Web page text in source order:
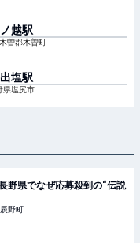
越駅
曽郡木曽町
塩駅
県塩尻市
野県でなぜ応募殺到の“伝説
野町